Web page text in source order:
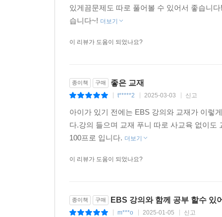
있게끔문제도 따로 풀어볼 수 있어서 좋습니
습니다~! 더보기
이 리뷰가 도움이 되었나요?
종이책 구매 좋은 교재
t*****2 2025-03-03 신고
아이가 있기 전에는 EBS 강의와 교재가 이렇
다.강의 들으며 교재 푸니 따로 사교육 없이
100프로 입니다. 더보기
이 리뷰가 도움이 되었나요?
종이책 구매 EBS 강의와 함께 공부 할수 있
m***o 2025-01-05 신고